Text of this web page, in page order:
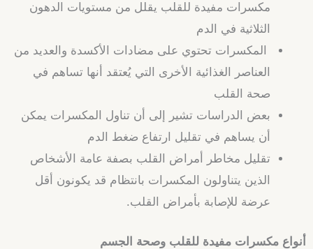
مكسرات مفيدة للقلب يقلل من مستويات الدهون
الثلاثية في الدم
المكسرات تحتوي على مضادات الأكسدة والعديد من
العناصر الغذائية الأخرى التي يُعتقد أنها تساهم في
صحة القلب
بعض الدراسات تشير إلى أن تناول المكسرات يمكن
أن يساهم في تقليل ارتفاع ضغط الدم
تقليل مخاطر أمراض القلب بصفة عامة
الأشخاص
الذين يتناولون المكسرات بانتظام قد يكونون أقل
عرضة للإصابة بأمراض القلب.
أنواع مكسرات مفيدة للقلب وصحة الجسم